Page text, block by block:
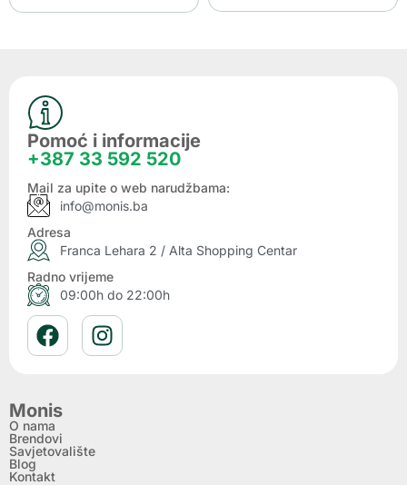
Pomoć i informacije
+387 33 592 520
Mail za upite o web narudžbama:
info@monis.ba
Adresa
Franca Lehara 2 / Alta Shopping Centar
Radno vrijeme
09:00h do 22:00h
Monis
O nama
Brendovi
Savjetovalište
Blog
Kontakt